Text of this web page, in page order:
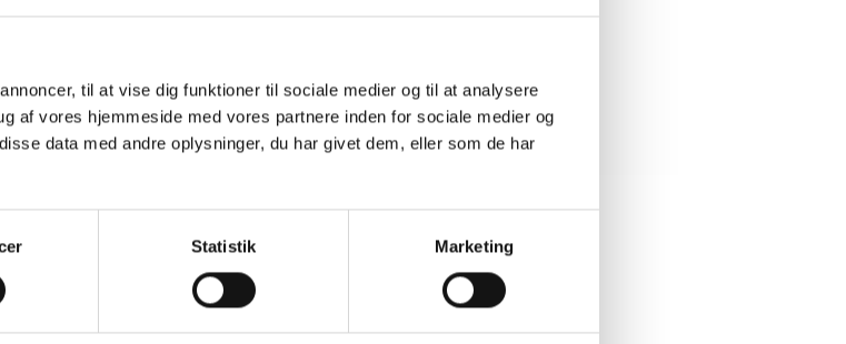
til at vise dig funktioner til sociale medier og til at analysere
af vores hjemmeside med vores partnere inden for sociale medier og
data med andre oplysninger, du har givet dem, eller som de har
Statistik Marketing
hvor hun blandt andet er ansvarlig for hele
Informerer. Sara koordinerer bemandingen af
BL’s hotline samt planlægning og afholdelse
af møder i BL’s Juridiske Udvalg.